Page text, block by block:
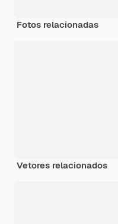
Fotos relacionadas
Vetores relacionados